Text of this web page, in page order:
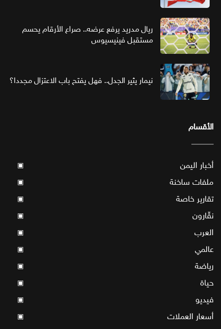
ريال مدريد يرفع عرضه.. صراع الأرقام يحسم
مستقبل فينيسيوس
نيمار يثير الجدل.. فهل يفتح باب الاعتزال مجددا؟
الأقسام
أخبار اليمن ▣
ملفات ساخنة ▣
تقارير خاصة ▣
نقّارون ▣
العرب ▣
عالمي ▣
رياضة ▣
حياة ▣
فيديو ▣
أسعار العملات ▣